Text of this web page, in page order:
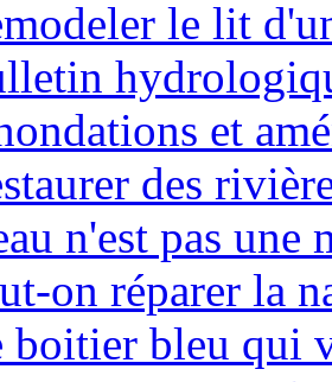
le lit
et
des
n'est pas une
on réparer la
boitier bleu qui